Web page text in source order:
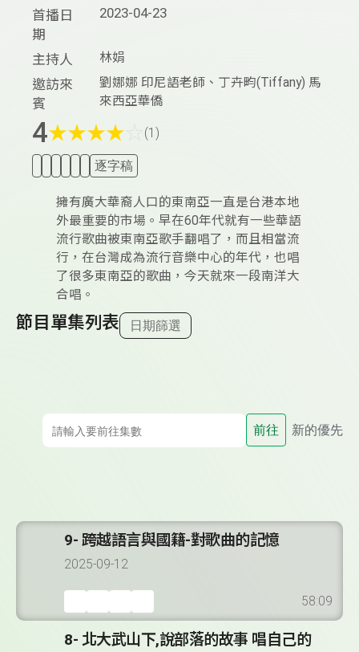
首播日
期
2023-04-23
主持人 林娟
邀訪來
賓
劉娜娜 印尼語老師、丁卉畇(Tiffany) 馬
來西亞華僑
4★★★★ (1)
逐字稿
擁有廣大華裔人口的東南亞一直是台港本地
外最重要的市場。早在60年代就有一些華語
流行歌曲被東南亞歌手翻唱了，而且相當流
行，在台灣成為流行音樂中心的年代，也唱
了很多東南亞的歌曲，今天就來一段南洋大
合唱。
節目單集列表 日期篩選
前往 新的優先
9- 跨越語言與國籍-對歌曲的記憶
2025-09-12
58:09
8- 北大武山下,說部落的故事 唱自己的